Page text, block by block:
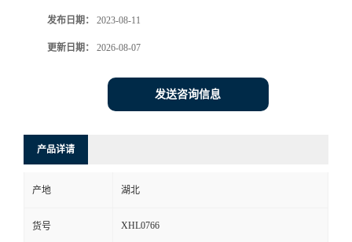
发布日期： 2023-08-11
更新日期： 2026-08-07
发送咨询信息
产品详请
产地 湖北
货号 XHL0766